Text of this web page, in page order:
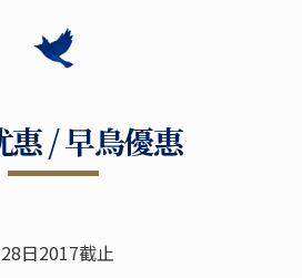
惠 / 早鳥優惠
日2017截止